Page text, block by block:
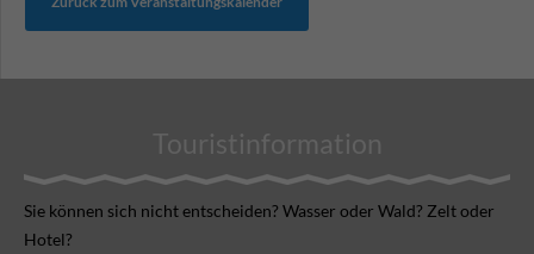
Touristinformation
Sie können sich nicht ent­scheiden? Wasser oder Wald? Zelt oder
Hotel?